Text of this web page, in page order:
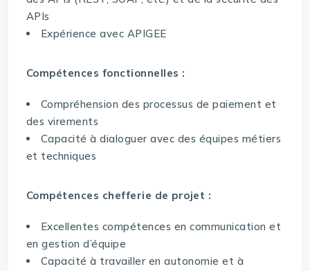
APIs
Expérience avec APIGEE
Compétences fonctionnelles :
Compréhension des processus de paiement et
des virements
Capacité à dialoguer avec des équipes métiers
et techniques
Compétences chefferie de projet :
Excellentes compétences en communication et
en gestion d’équipe
Capacité à travailler en autonomie et à